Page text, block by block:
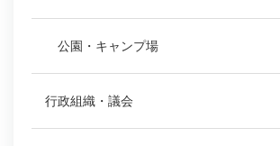
公園・キャンプ場
行政組織・議会